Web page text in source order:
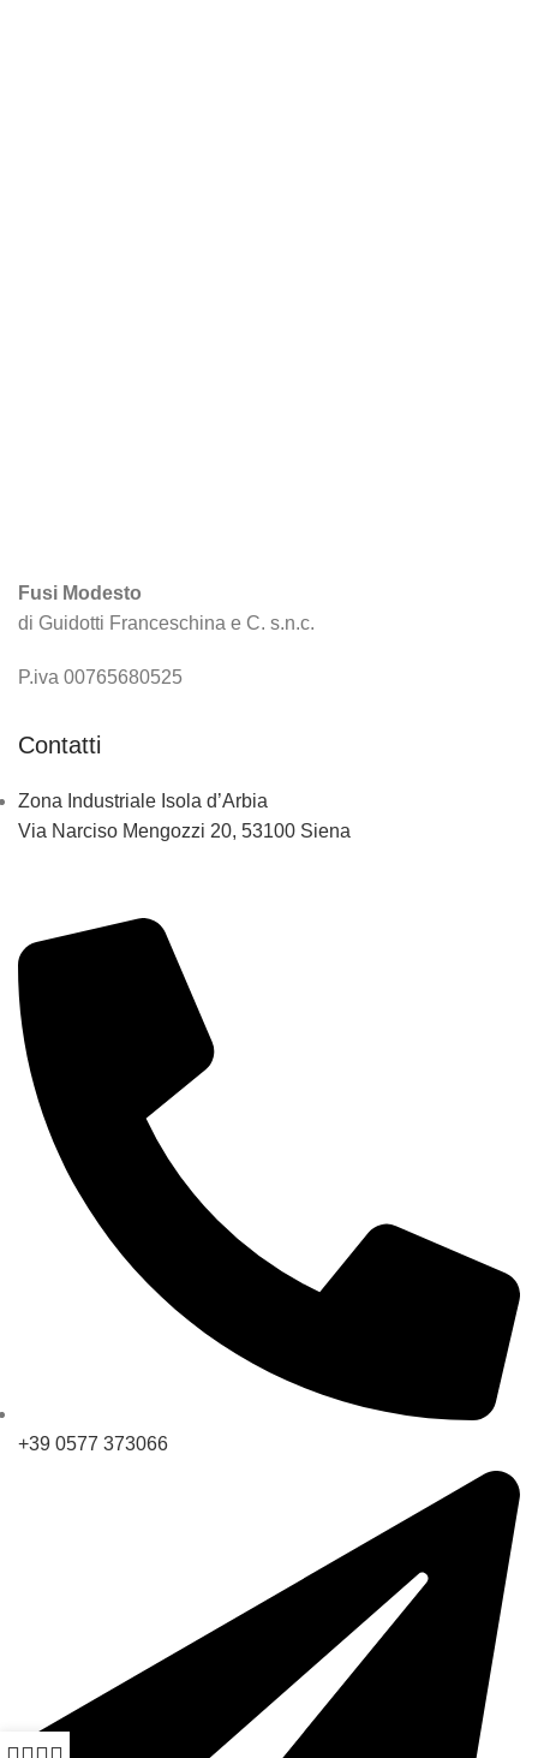
Fusi Modesto
di Guidotti Franceschina e C. s.n.c.
P.iva 00765680525
Contatti
Zona Industriale Isola d’Arbia
Via Narciso Mengozzi 20, 53100 Siena
+39 0577 373066